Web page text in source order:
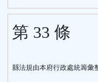
第 33 條
縣法規由本府行政處統籌彙